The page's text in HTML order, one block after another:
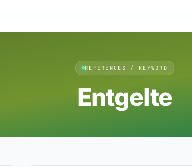
REFERENCES / KEYWORD
Entgelte